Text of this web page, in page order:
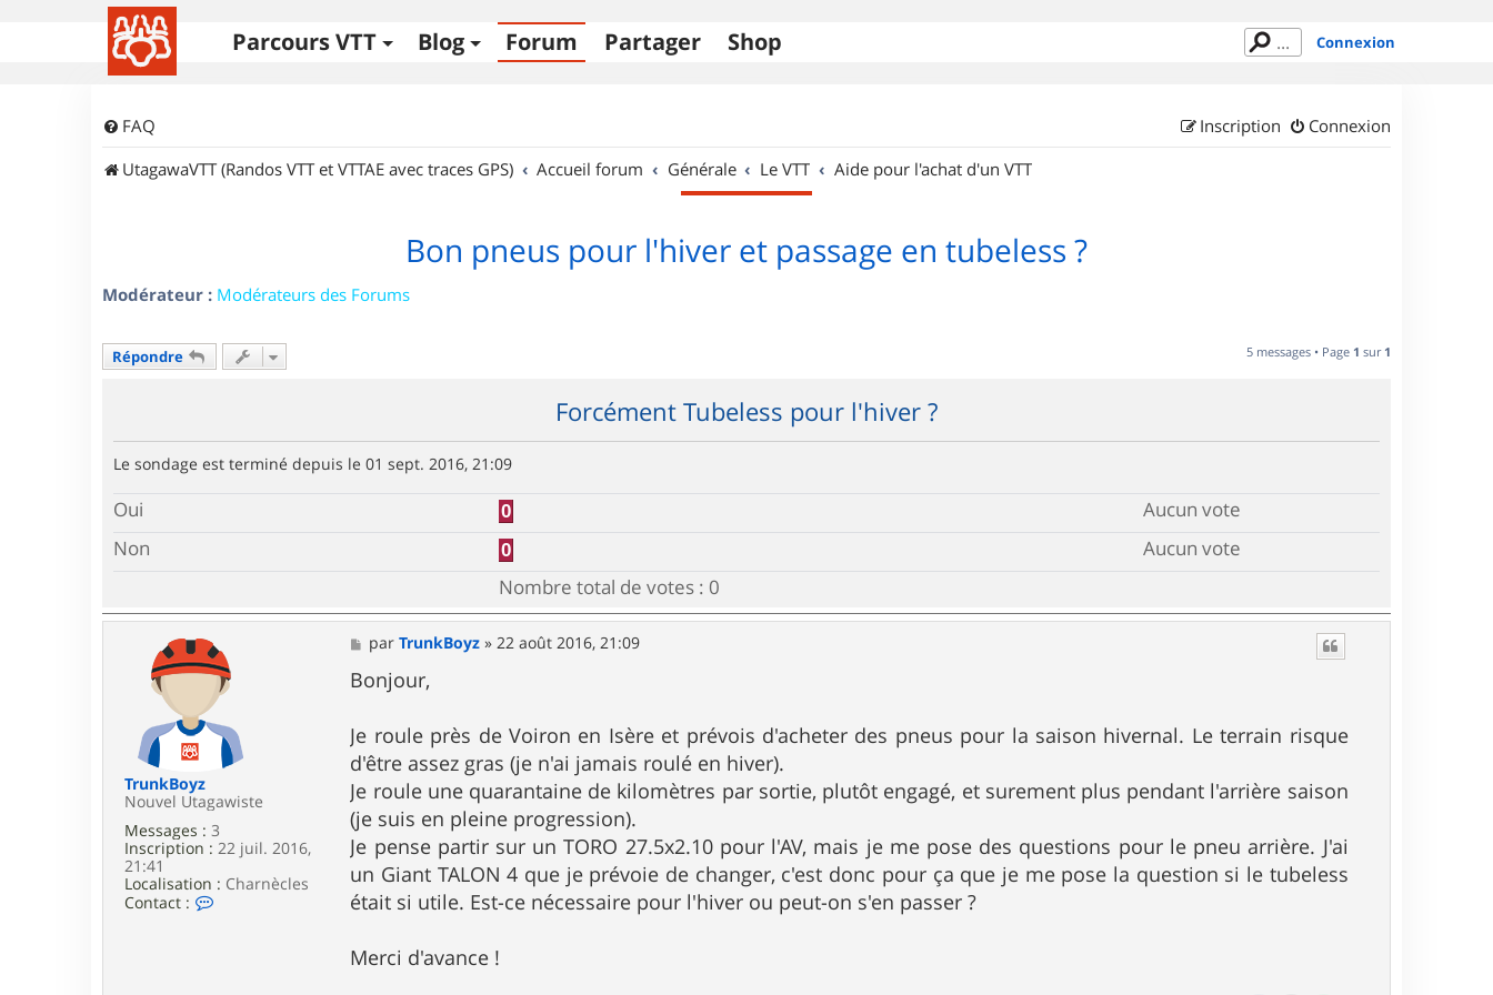
Parcours VTT Blog Forum Partager Shop Connexion
FAQ Connexion
Inscription
UtagawaVTT (Randos VTT et VTTAE avec traces GPS)
Accueil forum Générale Le VTT Aide pour l'achat d'un VTT
Bon pneus pour l'hiver et passage en tubeless ?
Modérateur : Modérateurs des Forums
Répondre 5 messages • Page 1 sur 1
Forcément Tubeless pour l'hiver ?
Le sondage est terminé depuis le 01 sept. 2016, 21:09
Oui 0
Aucun vote
Non
0
Aucun vote
Nombre total de votes : 0
TrunkBoyz
Nouvel Utagawiste
Messages : 3
Inscription : 22 juil. 2016,
21:41
Localisation : Charnècles
Contact :
M
e
s
s
g
e
parTrunkBoyz »22 août 2016, 21:09
Bonjour,
Je roule près de Voiron en Isère et prévois d'acheter des pneus pour la saison hivernal. Le terrain risque
d'être assez gras (je n'ai jamais roulé en hiver).
Je roule une quarantaine de kilomètres par sortie, plutôt engagé, et surement plus pendant l'arrière saison
(je suis en pleine progression).
Je pense partir sur un TORO 27.5x2.10 pour l'AV, mais je me pose des questions pour le pneu arrière. J'ai
un Giant TALON 4 que je prévoie de changer, c'est donc pour ça que je me pose la question si le tubeless
était si utile. Est-ce nécessaire pour l'hiver ou peut-on s'en passer ?
Merci d'avance !